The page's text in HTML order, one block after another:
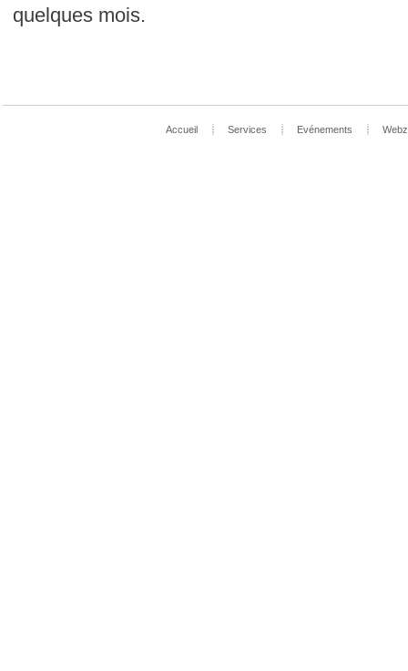
quelques mois.
Accueil Services Evénements